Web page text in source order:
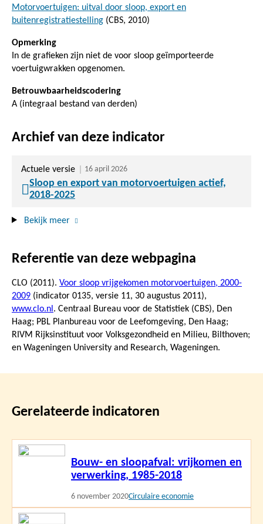
Motorvoertuigen: uitval door sloop, export en
buitenregistratiestelling (CBS, 2010)
Opmerking
In de grafieken zijn niet de voor sloop geïmporteerde
voertuigwrakken opgenomen.
Betrouwbaarheidscodering
A (integraal bestand van derden)
Archief van deze indicator
Actuele versie 16 april 2026
Sloop en export van motorvoertuigen actief,
2018-2025
Bekijk meer
Referentie van deze webpagina
CLO (2011). Voor sloop vrijgekomen motorvoertuigen, 2000-
2009 (indicator 0135, versie 11, 30 augustus 2011),
www.clo.nl . Centraal Bureau voor de Statistiek (CBS), Den
Haag; PBL Planbureau voor de Leefomgeving, Den Haag;
RIVM Rijksinstituut voor Volksgezondheid en Milieu, Bilthoven;
en Wageningen University and Research, Wageningen.
Gerelateerde indicatoren
Bouw- en sloopafval: vrijkomen en
verwerking, 1985-2018
6 november 2020Circulaire economie
Lees
Lees